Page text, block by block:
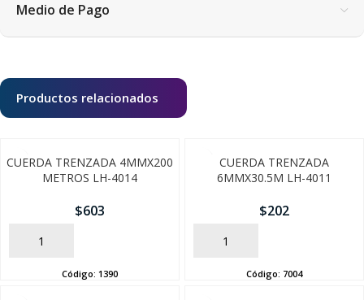
Medio de Pago
Productos relacionados
CUERDA TRENZADA 4MMX200
METROS LH-4014
$603
AÑADIR
Código: 1390
CUERDA TRENZADA
6MMX30.5M LH-4011
$202
AÑADIR
Código: 7004